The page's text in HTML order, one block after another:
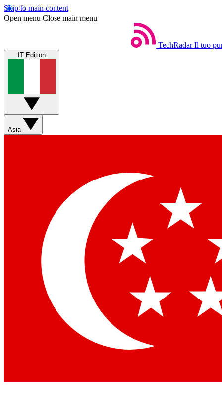
Skip to main content
Open menu Close main menu
TechRadar Il tuo
IT Edition
Asia